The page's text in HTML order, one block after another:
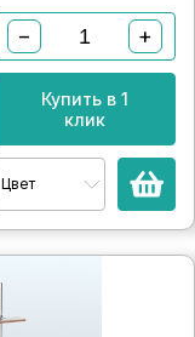
− +
Купить в 1
клик
Цвет